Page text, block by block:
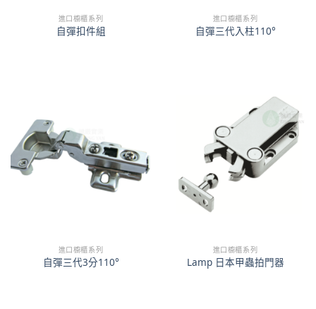
進口櫥櫃系列
自彈扣件組
進口櫥櫃系列
自彈三代入柱110°
進口櫥櫃系列
自彈三代3分110°
進口櫥櫃系列
Lamp 日本甲蟲拍門器